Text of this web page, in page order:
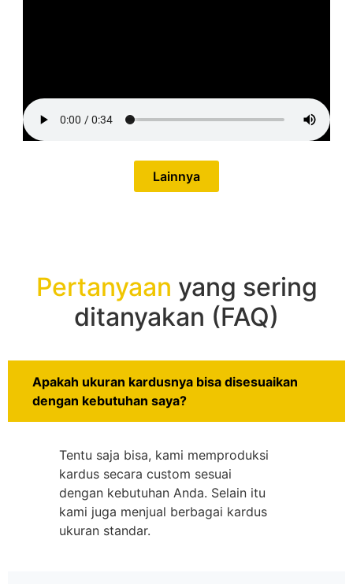
Lainnya
Pertanyaan yang sering
ditanyakan (FAQ)
Apakah ukuran kardusnya bisa disesuaikan
dengan kebutuhan saya?
Tentu saja bisa, kami memproduksi
kardus secara custom sesuai
dengan kebutuhan Anda. Selain itu
kami juga menjual berbagai kardus
ukuran standar.